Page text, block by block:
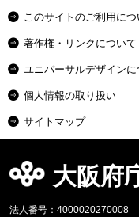
このサイトのご利用につ
著作権・リンクについて
ユニバーサルデザインに
個人情報の取り扱い
サイトマップ
大阪府
法人番号：4000020270008